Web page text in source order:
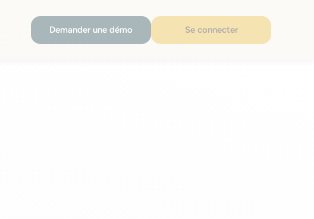
Demander une démo Se connecter